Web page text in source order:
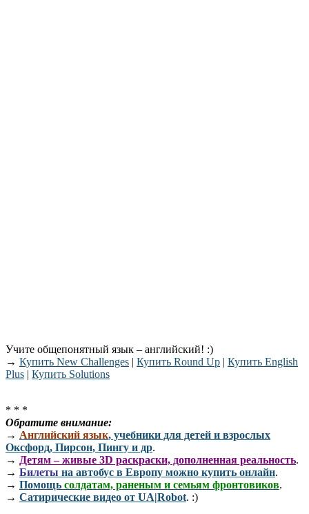
Учите общепонятный язык – английский! :)
→ Купить New Challenges | Купить Round Up | Купить English
Plus | Купить Solutions
* * *
Обратите внимание:
→ Английский язык, учебники для детей и взрослых
Оксфорд, Пирсон, Пингу и др.
→ Детям – живые 3D раскраски, дополненная реальность.
→ Билеты на автобус в Европу можно купить онлайн.
→ Помощь солдатам, раненым и семьям фронтовиков.
→ Сатирические видео от UA|Robot. :)